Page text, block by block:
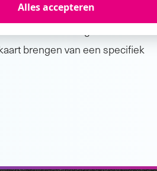
en zal per keurling
de beoordeling van het risico
brengen van een specifiek
Alles accepteren